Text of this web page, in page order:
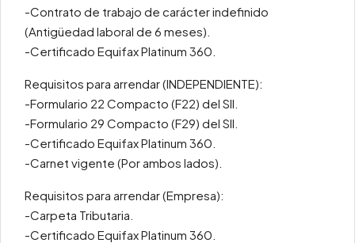
-Contrato de trabajo de carácter indefinido
(Antigüedad laboral de 6 meses).
-Certificado Equifax Platinum 360.
Requisitos para arrendar (INDEPENDIENTE):
-Formulario 22 Compacto (F22) del SII.
-Formulario 29 Compacto (F29) del SII.
-Certificado Equifax Platinum 360.
-Carnet vigente (Por ambos lados).
Requisitos para arrendar (Empresa):
-Carpeta Tributaria.
-Certificado Equifax Platinum 360.